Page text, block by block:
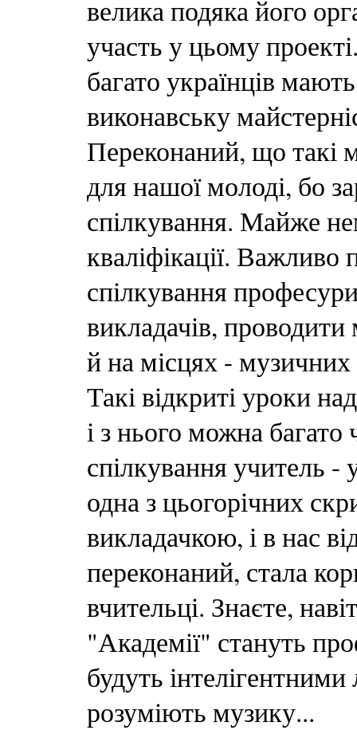
велика подяка його
участь у цьому
багато українців
виконавську
Переконаний, що такі
для нашої молоді, бо
спілкування. Майже
кваліфікації.
спілкування професури
викладачів,
й на місцях -
Такі відкриті уроки
і з нього можна багато
спілкування учитель -
одна з цьогорічних
викладачкою, і в нас
переконаний, стала
вчительці. Знаєте,
"Академії" стануть
будуть
розуміють музику...